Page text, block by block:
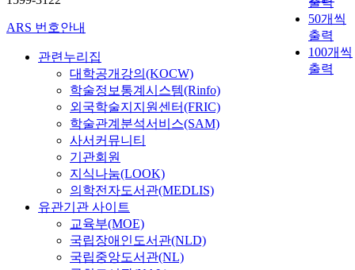
50개씩
출력
100개씩
출력
ARS 번호안내
관련누리집
대학공개강의(KOCW)
학술정보통계시스템(Rinfo)
외국학술지지원센터(FRIC)
학술관계분석서비스(SAM)
사서커뮤니티
기관회원
지식나눔(LOOK)
의학전자도서관(MEDLIS)
유관기관 사이트
교육부(MOE)
국립장애인도서관(NLD)
국립중앙도서관(NL)